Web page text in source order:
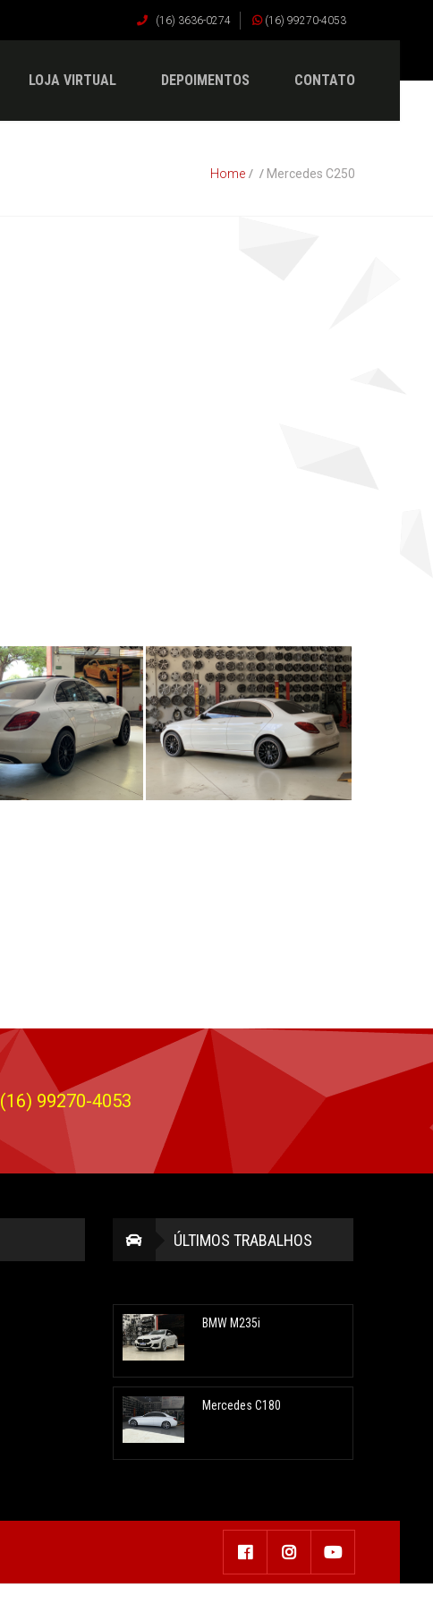
(16) 3636-0274 (16) 99270-4053
LOJA VIRTUAL DEPOIMENTOS CONTATO
Home Mercedes C250
(16) 99270-4053
ÚLTIMOS TRABALHOS
BMW M235i
Mercedes C180